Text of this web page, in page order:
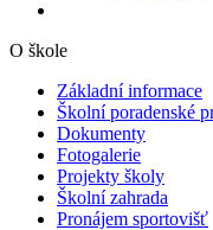
O škole
Základní informace
Školní poradenské
Dokumenty
Fotogalerie
Projekty školy
Školní zahrada
Pronájem sportovišť